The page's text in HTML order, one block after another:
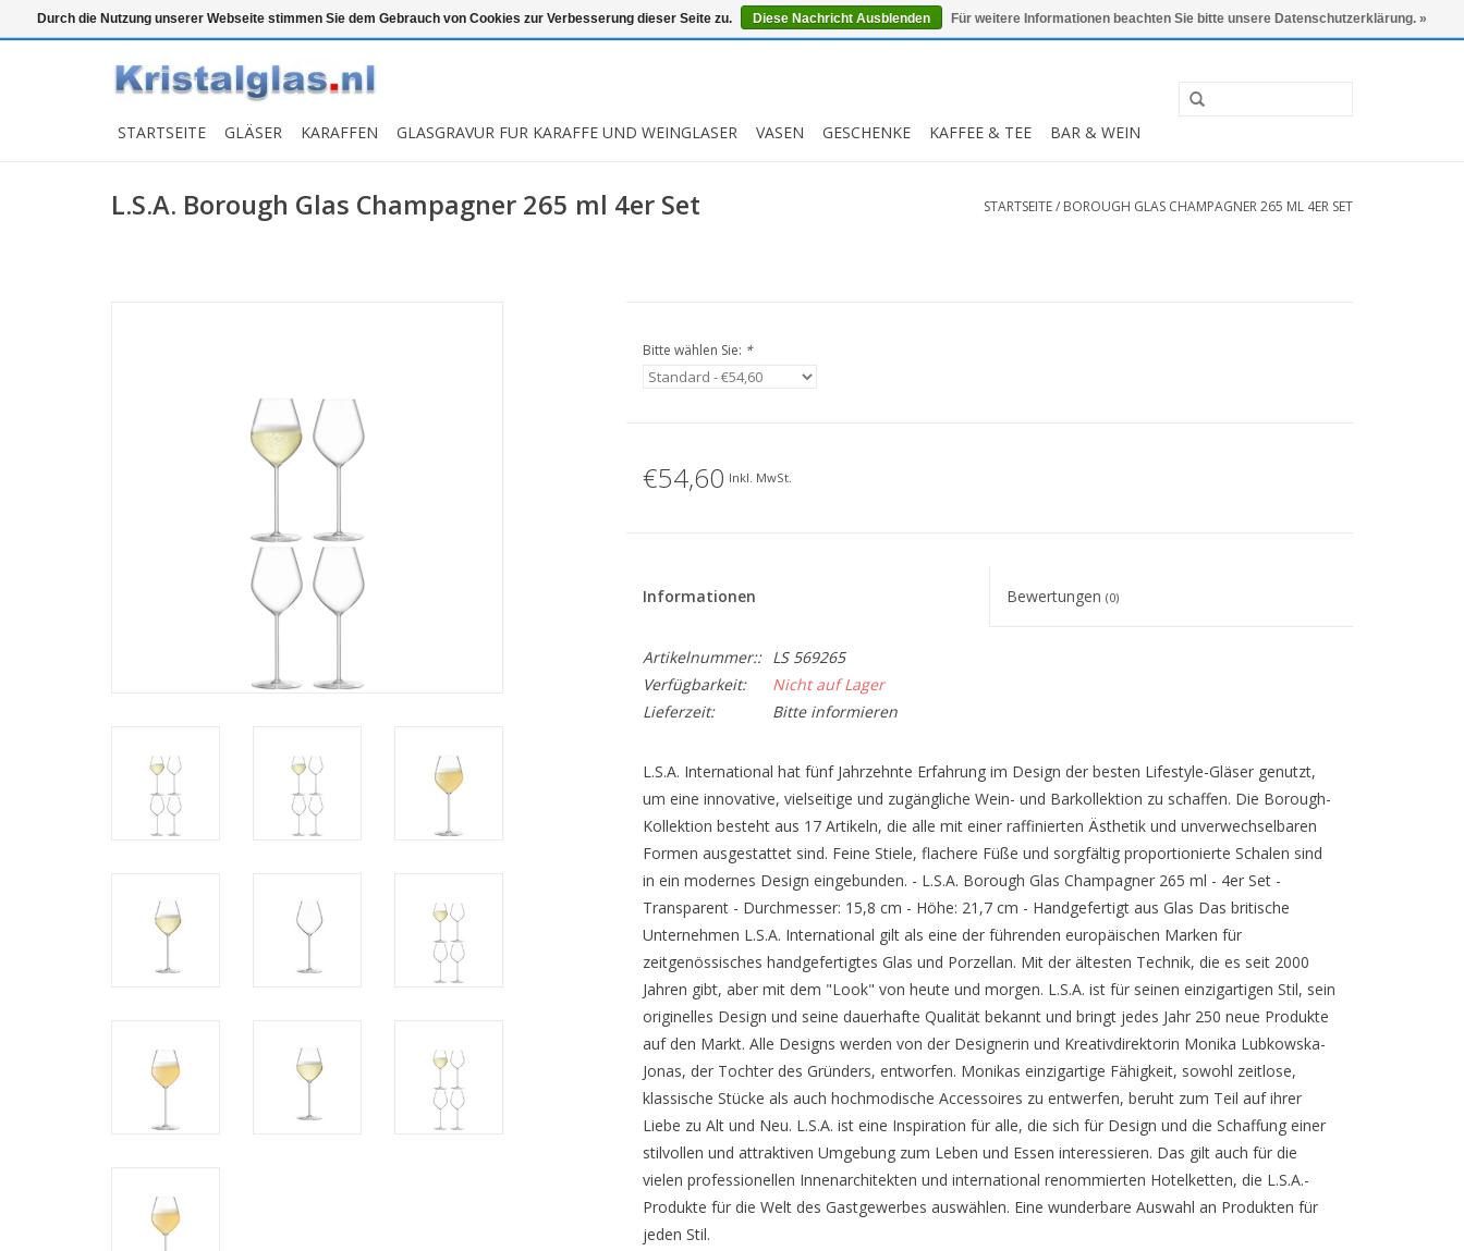
Top klasse Snelle levering Graveren 0 Artikel - €0,00 Mein Konto / Kundenkonto anlegen
STARTSEITE GLÄSER KARAFFEN GLASGRAVUR FUR KARAFFE UND WEINGLASER VASEN GESCHENKE KAFFEE & TEE BAR & WEIN
L.S.A. Borough Glas Champagner 265 ml 4er Set STARTSEITE/ BOROUGH GLAS CHAMPAGNER 265 ML 4ER SET
Bitte wählen Sie: *
€54,60 Inkl. MwSt.
Informationen Bewertungen(0)
Artikelnummer::
LS 569265
Verfügbarkeit:
Nicht auf Lager
Lieferzeit:
Bitte informieren
L.S.A. International hat fünf Jahrzehnte Erfahrung im Design der besten Lifestyle-Gläser genutzt,
um eine innovative, vielseitige und zugängliche Wein- und Barkollektion zu schaffen. Die Borough-
Kollektion besteht aus 17 Artikeln, die alle mit einer raffinierten Ästhetik und unverwechselbaren
Formen ausgestattet sind. Feine Stiele, flachere Füße und sorgfältig proportionierte Schalen sind
in ein modernes Design eingebunden. - L.S.A. Borough Glas Champagner 265 ml - 4er Set -
Transparent - Durchmesser: 15,8 cm - Höhe: 21,7 cm - Handgefertigt aus Glas Das britische
Unternehmen L.S.A. International gilt als eine der führenden europäischen Marken für
zeitgenössisches handgefertigtes Glas und Porzellan. Mit der ältesten Technik, die es seit 2000
Jahren gibt, aber mit dem "Look" von heute und morgen. L.S.A. ist für seinen einzigartigen Stil, sein
originelles Design und seine dauerhafte Qualität bekannt und bringt jedes Jahr 250 neue Produkte
auf den Markt. Alle Designs werden von der Designerin und Kreativdirektorin Monika Lubkowska-
Jonas, der Tochter des Gründers, entworfen. Monikas einzigartige Fähigkeit, sowohl zeitlose,
klassische Stücke als auch hochmodische Accessoires zu entwerfen, beruht zum Teil auf ihrer
Liebe zu Alt und Neu. L.S.A. ist eine Inspiration für alle, die sich für Design und die Schaffung einer
stilvollen und attraktiven Umgebung zum Leben und Essen interessieren. Das gilt auch für die
vielen professionellen Innenarchitekten und international renommierten Hotelketten, die L.S.A.-
Produkte für die Welt des Gastgewerbes auswählen. Eine wunderbare Auswahl an Produkten für
jeden Stil.
Durch die Nutzung unserer Webseite stimmen Sie dem Gebrauch von Cookies zur Verbesserung dieser Seite zu. Diese Nachricht Ausblenden Für weitere Informationen beachten Sie bitte unsere Datenschutzerklärung. »